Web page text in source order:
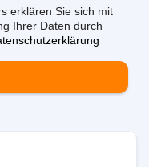
erklären Sie sich mit
Ihrer Daten durch